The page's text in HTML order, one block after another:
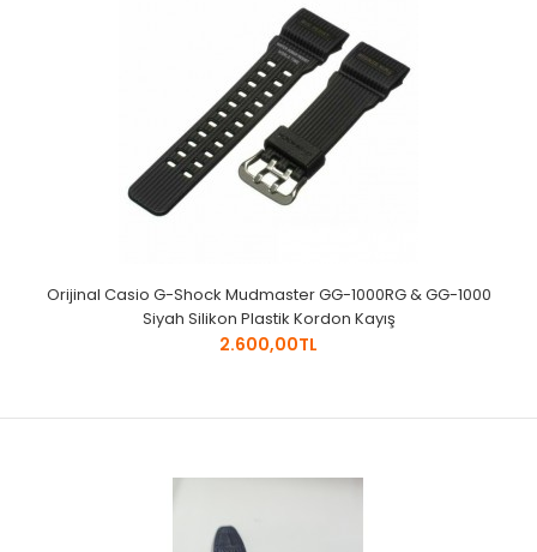
Orijinal Casio G-Shock Mudmaster GG-1000RG & GG-1000
Siyah Silikon Plastik Kordon Kayış
2.600,00TL